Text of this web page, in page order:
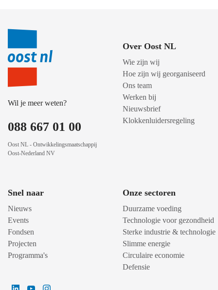
Wil je meer weten?
088 667 01 00
Oost NL - Ontwikkelingsmaatschappij
Oost-Nederland NV
Over Oost NL
Wie zijn wij
Hoe zijn wij georganiseerd
Ons team
Werken bij
Nieuwsbrief
Klokkenluidersregeling
Snel naar
Nieuws
Events
Fondsen
Projecten
Programma's
Onze sectoren
Duurzame voeding
Technologie voor gezondheid
Sterke industrie & technologie
Slimme energie
Circulaire economie
Defensie